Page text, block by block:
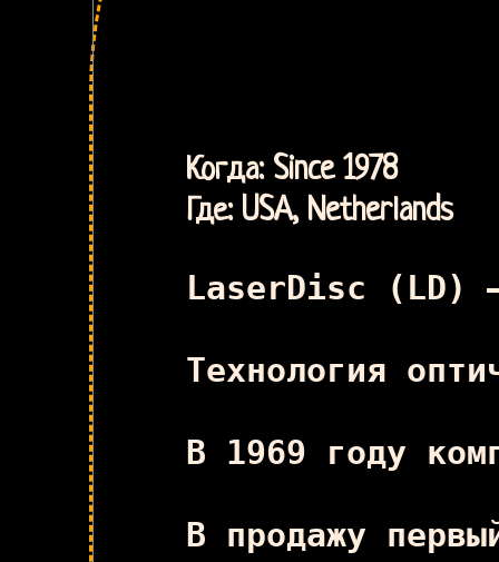
Когда: Since 1978
Где: USA, Netherlands
LaserDisc (LD) —
Технология
В 1969 году
В продажу